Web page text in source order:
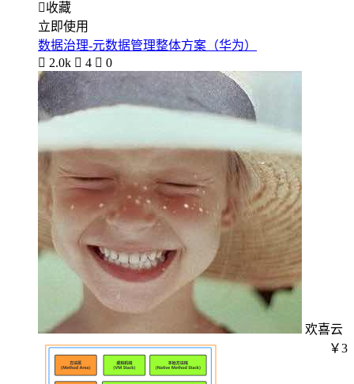
收藏
立即使用
数据治理-元数据管理整体方案（华为）
 2.0k  4  0
欢喜云
￥3